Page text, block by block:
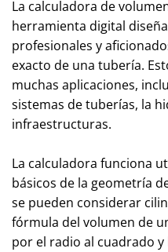
La calculadora de
herramienta digital
profesionales y
exacto de una tubería.
muchas aplicaciones,
sistemas de tuberías, la
infraestructuras.
La calculadora funciona
básicos de la geometría
se pueden considerar
fórmula del volumen de
por el radio al cuadrado